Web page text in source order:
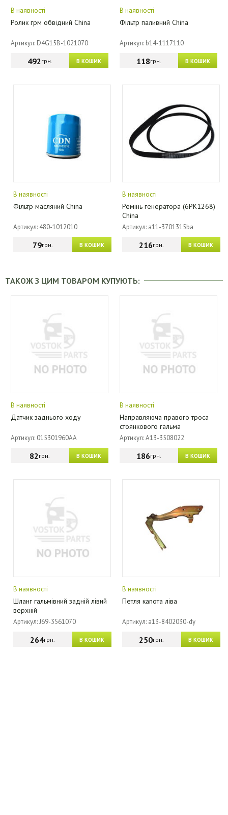
В наявності
Ролик грм обвідний China
Артикул: D4G15B-1021070
В КОШИК
492грн.
В наявності
Фільтр паливний China
Артикул: b14-1117110
В КОШИК
118грн.
В наявності
Фільтр масляний China
Артикул: 480-1012010
В КОШИК
79грн.
В наявності
Ремінь генератора (6PK1268)
China
Артикул: a11-3701315ba
В КОШИК
216грн.
ТАКОЖ З ЦИМ ТОВАРОМ КУПУЮТЬ:
В наявності
Датчик заднього ходу
Артикул: 015301960AA
В КОШИК
82грн.
В наявності
Направляюча правого троса
стоянкового гальма
Артикул: A13-3508022
В КОШИК
186грн.
В наявності
Шланг гальмівний задній лівий
верхній
Артикул: J69-3561070
В КОШИК
264грн.
В наявності
Петля капота ліва
Артикул: a13-8402030-dy
В КОШИК
250грн.